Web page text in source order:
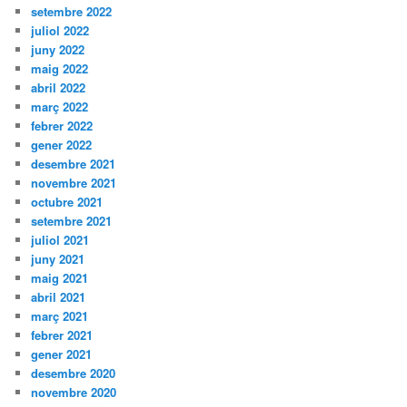
setembre 2022
juliol 2022
juny 2022
maig 2022
abril 2022
març 2022
febrer 2022
gener 2022
desembre 2021
novembre 2021
octubre 2021
setembre 2021
juliol 2021
juny 2021
maig 2021
abril 2021
març 2021
febrer 2021
gener 2021
desembre 2020
novembre 2020